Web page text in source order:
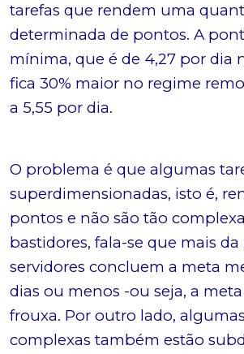
tarefas que rendem uma
determinada de pontos. A
mínima, que é de 4,27 por dia
fica 30% maior no regime
a 5,55 por dia.
O problema é que algumas
superdimensionadas, isto é,
pontos e não são tão
bastidores, fala-se que mais
servidores concluem a meta
dias ou menos -ou seja, a
frouxa. Por outro lado,
complexas também estão